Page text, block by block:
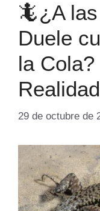
🦎¿A
Duele
la
29 de octubre de